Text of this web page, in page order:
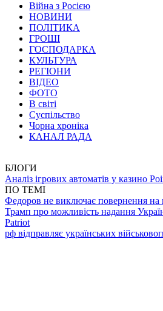
Війна з Росією
НОВИНИ
ПОЛІТИКА
ГРОШІ
ГОСПОДАРКА
КУЛЬТУРА
РЕГІОНИ
ВІДЕО
ФОТО
В світі
Суспільство
Чорна хроніка
КАНАЛ РАДА
БЛОГИ
Аналіз ігрових автоматів у казино
ПО ТЕМІ
Федоров не виключає повернення на
Трамп про можливість надання
Patriot
рф відправляє українських